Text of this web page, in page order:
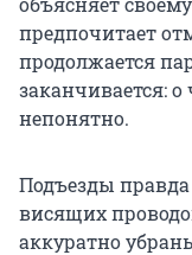
предпочитает
продолжается
заканчивается:
непонятно.
Подъезды
висящих
аккуратно